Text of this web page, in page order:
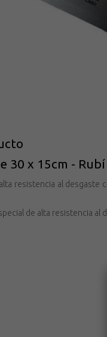
30 x 15cm -
resistencia al
de alta resistencia al